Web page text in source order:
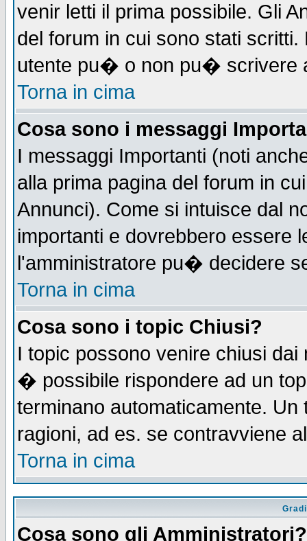
venir letti il prima possibile. Gli
del forum in cui sono stati
utente pu� o non pu� scrivere
Torna in cima
Cosa sono i messaggi
I messaggi Importanti (noti
alla prima pagina del forum in
Annunci). Come si intuisce dal
importanti e dovrebbero essere
l'amministratore pu� decidere
Torna in cima
Cosa sono i topic Chiusi?
I topic possono venire chiusi
� possibile rispondere ad un
terminano automaticamente.
ragioni, ad es. se contravviene
Torna in cima
Cosa sono gli Amministratori?